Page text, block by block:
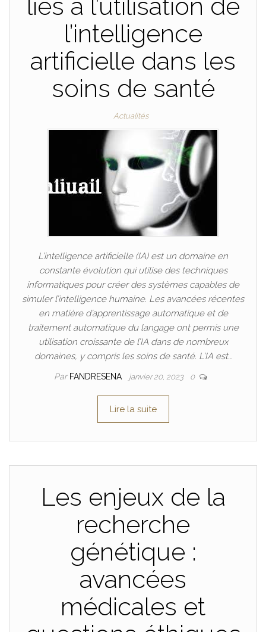
liés à l’utilisation de
l’intelligence
artificielle dans les
soins de santé
Actualités
L’intelligence artificielle (IA) est un domaine en
constante évolution qui utilise des techniques
informatiques pour créer des systèmes capables de
simuler l’intelligence humaine. Les avancées récentes
en matière d’apprentissage automatique et de
traitement automatique du langage ont permis une
utilisation croissante de l’IA dans de nombreux
domaines, y compris les soins de santé. L’IA est…
Par FANDRESENA janvier 20, 2023 0
Lire la suite
Les enjeux de la
recherche
génétique :
avancées
médicales et